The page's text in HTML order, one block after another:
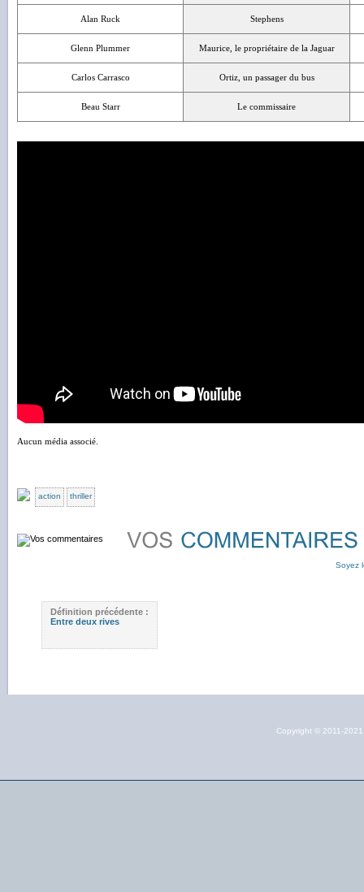
Alan Ruck Stephens
Glenn Plummer Maurice, le propriétaire de la Jaguar
Carlos Carrasco Ortiz, un passager du bus
Beau Starr Le commissaire
Aucun média associé.
action thriller
Soyez
Définition précédente :
Entre deux rives
Copyright © 2011-